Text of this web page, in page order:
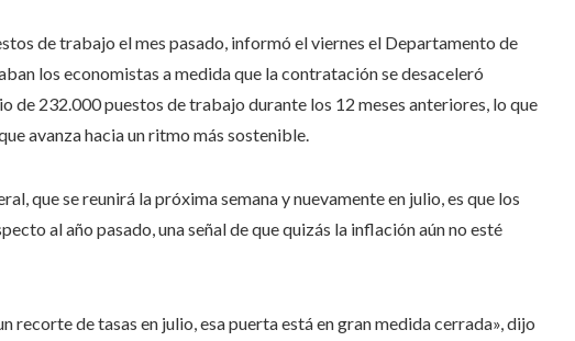
de trabajo el mes pasado, informó el viernes el Departamento de
los economistas a medida que la contratación se desaceleró
de 232.000 puestos de trabajo durante los 12 meses anteriores, lo que
avanza hacia un ritmo más sostenible.
que se reunirá la próxima semana y nuevamente en julio, es que los
al año pasado, una señal de que quizás la inflación aún no esté
recorte de tasas en julio, esa puerta está en gran medida cerrada», dijo